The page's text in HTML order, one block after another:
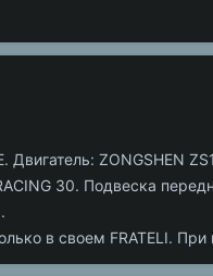
Двигатель: ZONGSHEN
30. Подвеска
в своем FRATELI. При